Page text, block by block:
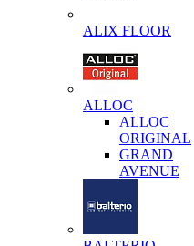
ALIX FLOOR
ALLOC
ALLOC
ORIGINAL
GRAND
AVENUE